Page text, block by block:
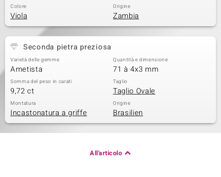
Colore
Viola
Origine
Zambia
Seconda pietra preziosa
Varietà delle gemme
Ametista
Quantità e dimensione
71 à 4x3 mm
Somma del peso in carati
9,72 ct
Taglio
Taglio Ovale
Montatura
Incastonatura a griffe
Origine
Brasilien
All'articolo